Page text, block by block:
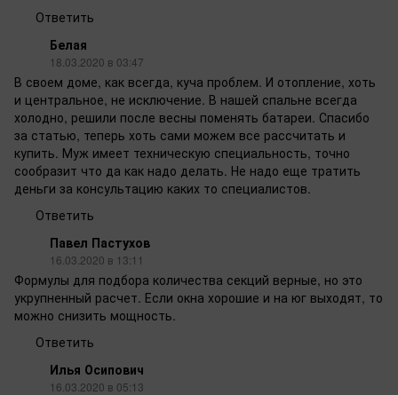
Ответить
Белая
18.03.2020 в 03:47
В своем доме, как всегда, куча проблем. И отопление, хоть
и центральное, не исключение. В нашей спальне всегда
холодно, решили после весны поменять батареи. Спасибо
за статью, теперь хоть сами можем все рассчитать и
купить. Муж имеет техническую специальность, точно
сообразит что да как надо делать. Не надо еще тратить
деньги за консультацию каких то специалистов.
Ответить
Павел Пастухов
16.03.2020 в 13:11
Формулы для подбора количества секций верные, но это
укрупненный расчет. Если окна хорошие и на юг выходят, то
можно снизить мощность.
Ответить
Илья Осипович
16.03.2020 в 05:13